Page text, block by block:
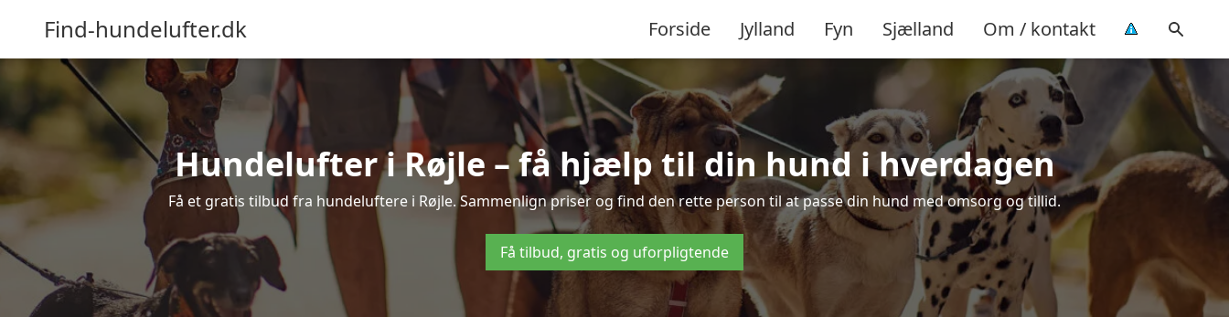
Find-hundelufter.dk Forside Jylland Fyn Sjælland Om / kontakt
Hundelufter i Røjle – få hjælp til din hund i hverdagen
Få et gratis tilbud fra hundeluftere i Røjle. Sammenlign priser og find den rette person til at passe din hund med omsorg og tillid.
Få tilbud, gratis og uforpligtende